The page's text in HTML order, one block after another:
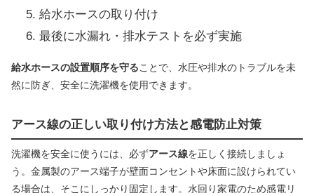
給水ホースの取り付け
最後に水漏れ・排水テストを必ず実施
給水ホースの設置順序を守ることで、水圧や排水のトラブルを未
然に防ぎ、安全に洗濯機を使用できます。
アース線の正しい取り付け方法と感電防止対策
洗濯機を安全に使うには、必ずアース線を正しく接続しましょ
う。金属製のアース端子が壁面コンセントや床面に設けられてい
る場合は、そこにしっかり固定します。水回り家電のため感電リ